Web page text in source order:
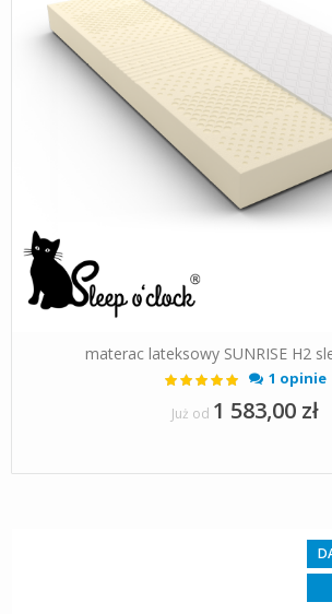
materac lateksowy SUNRISE H2
Ocena:
100%
1 opinie
Już od 1 583,00 zł